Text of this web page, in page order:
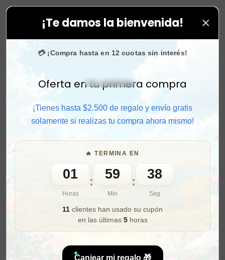
¡Te damos la bienvenida! ×
💳 ¡Compra hasta en 12 cuotas sin interés!
Activar sonido
Oferta en tu primera compra
¡Tienes hasta $2.500 de regalo y envío gratis
solamente si realizas tu compra ahora mismo!
🔥 TERMINA EN
01
Horas
: 59
Min
: 36
Seg
11 clientes han usado su cupón
en las últimas 5horas
Canjear mi regalo 🎁
tus compras. ⚡ Compra rápido y aprovecha. 💙